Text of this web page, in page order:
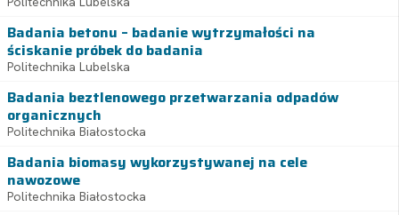
Badania betonu – badanie wytrzymałości na
ściskanie próbek do badania
Politechnika Lubelska
Badania beztlenowego przetwarzania odpadów
organicznych
Politechnika Białostocka
Badania biomasy wykorzystywanej na cele
nawozowe
Politechnika Białostocka